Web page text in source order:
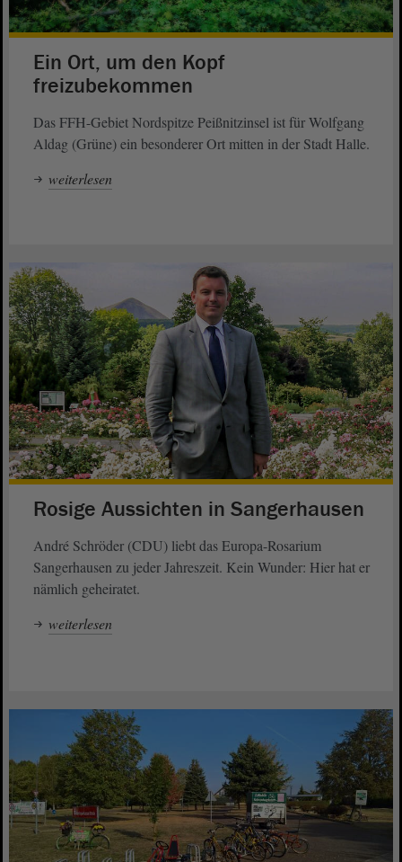
Ein Ort, um den Kopf
freizubekommen
Das FFH-Gebiet Nordspitze Peißnitzinsel ist für Wolfgang
Aldag (Grüne) ein besonderer Ort mitten in der Stadt Halle.
weiterlesen
Rosige Aussichten in Sangerhausen
André Schröder (CDU) liebt das Europa-Rosarium
Sangerhausen zu jeder Jahreszeit. Kein Wunder: Hier hat er
nämlich geheiratet.
weiterlesen